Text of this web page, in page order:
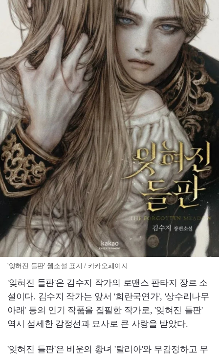
'잊혀진 들판' 웹소설 표지 / 카카오페이지
'잊혀진 들판'은 김수지 작가의 로맨스 판타지 장르 소
설이다. 김수지 작가는 앞서 '희란국연가', '상수리나무
아래' 등의 인기 작품을 집필한 작가로, '잊혀진 들판'
역시 섬세한 감정선과 묘사로 큰 사랑을 받았다.
'잊혀진 들판'은 비운의 황녀 '탈리아'와 무감정하고 무